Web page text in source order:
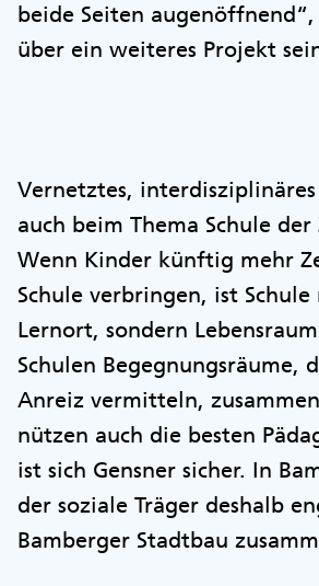
beide Seiten augenöffnend“,
über ein weiteres Projekt
Vernetztes,
auch beim Thema Schule
Wenn Kinder künftig mehr
Schule verbringen, ist
Lernort, sondern
Schulen Begegnungsräume,
Anreiz vermitteln,
nützen auch die besten
ist sich Gensner sicher. In
der soziale Träger deshalb
Bamberger Stadtbau